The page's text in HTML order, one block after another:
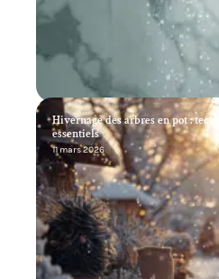
Hivernage des arbres en pot :
essentiels
11 mars 2026